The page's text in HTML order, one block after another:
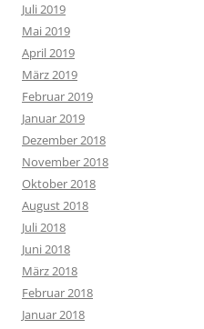
Juli 2019
Mai 2019
April 2019
März 2019
Februar 2019
Januar 2019
Dezember 2018
November 2018
Oktober 2018
August 2018
Juli 2018
Juni 2018
März 2018
Februar 2018
Januar 2018